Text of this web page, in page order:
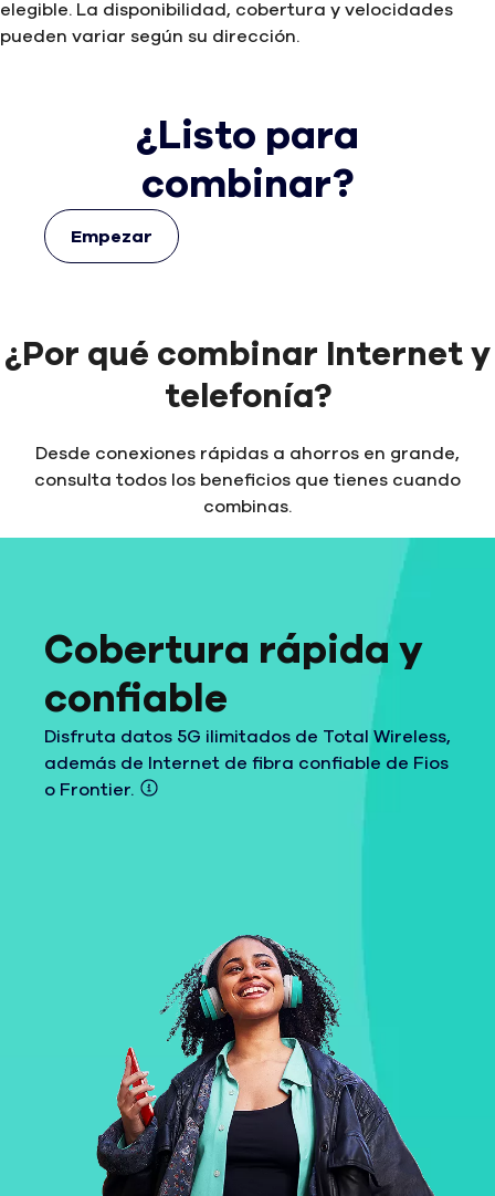
elegible. La disponibilidad, cobertura y velocidades
pueden variar según su dirección.
¿Listo para
combinar?
Empezar
¿Por qué combinar Internet y
telefonía?
Desde conexiones rápidas a ahorros en grande,
consulta todos los beneficios que tienes cuando
combinas.
Cobertura rápida y
confiable
Disfruta datos 5G ilimitados de Total Wireless,
además de Internet de fibra confiable de Fios
o Frontier.